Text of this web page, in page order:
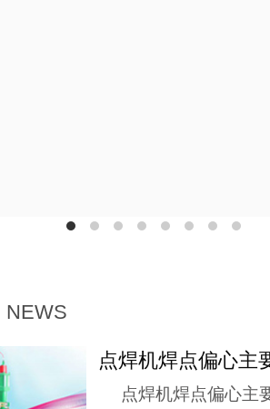
NEWS
点焊机焊点偏心主
点焊机焊点偏心主